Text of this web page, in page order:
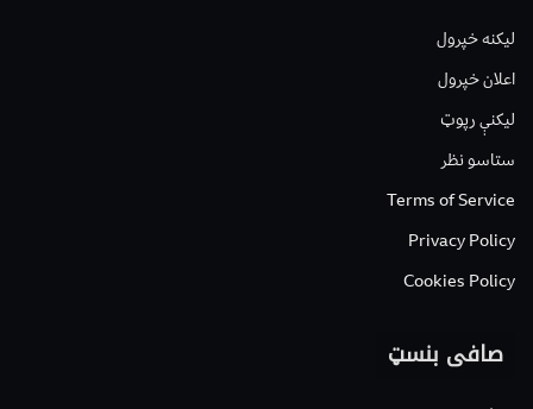
لیکنه خپرول
اعلان خپرول
لیکنې رپوټ
ستاسو نظر
Terms of Service
Privacy Policy
Cookies Policy
صافی بنسټ